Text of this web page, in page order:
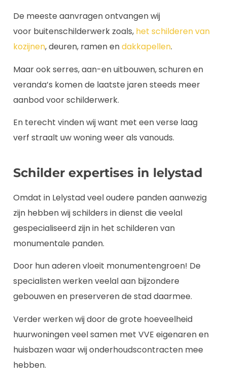
De meeste aanvragen ontvangen wij
voor buitenschilderwerk zoals, het schilderen van
kozijnen, deuren, ramen endakkapellen.
Maar ook serres, aan-en uitbouwen, schuren en
veranda’s komen de laatste jaren steeds meer
aanbod voor schilderwerk.
En terecht vinden wij want met een verse laag
verf straalt uw woning weer als vanouds.
Schilder expertises in lelystad
Omdat in Lelystad veel oudere panden aanwezig
zijn hebben wij schilders in dienst die veelal
gespecialiseerd zijn in het schilderen van
monumentale panden.
Door hun aderen vloeit monumentengroen! De
specialisten werken veelal aan bijzondere
gebouwen en preserveren de stad daarmee.
Verder werken wij door de grote hoeveelheid
huurwoningen veel samen met VVE eigenaren en
huisbazen waar wij onderhoudscontracten mee
hebben.